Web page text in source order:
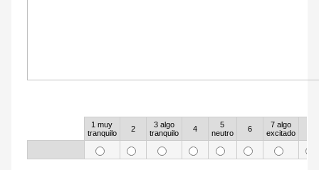
1 muy
tranquilo
2
3 algo
tranquilo
4
5
neutro
6
7 algo
excitado